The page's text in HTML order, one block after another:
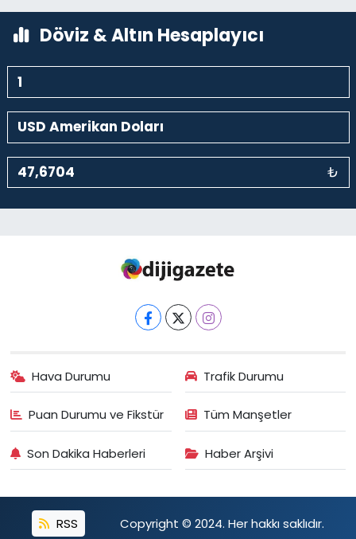
Döviz & Altın Hesaplayıcı
₺
Hava Durumu Trafik Durumu
Puan Durumu ve Fikstür Tüm Manşetler
Son Dakika Haberleri Haber Arşivi
RSS Copyright © 2024. Her hakkı saklıdır.